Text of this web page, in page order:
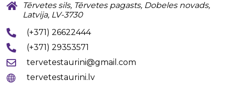
Tērvetes sils, Tērvetes pagasts, Dobeles novads,
Latvija, LV-3730
(+371) 26622444
(+371) 29353571
tervetestaurini@gmail.com
tervetestaurini.lv